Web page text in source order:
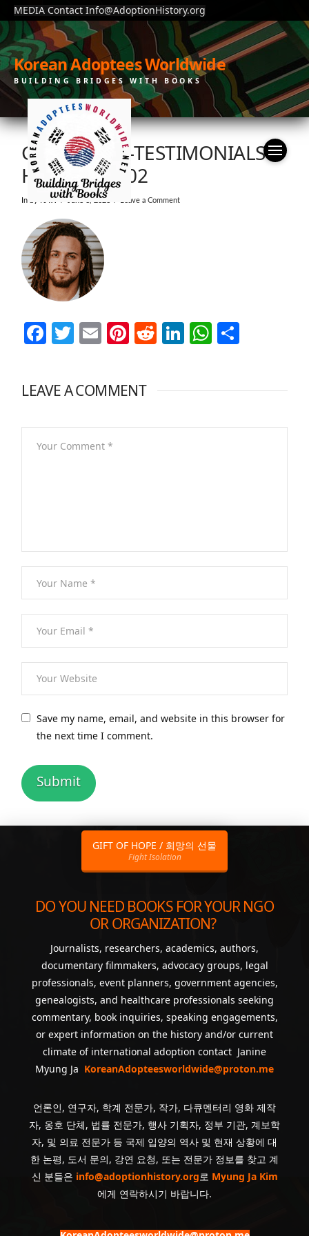
MEDIA Contact Info@AdoptionHistory.org
Korean Adoptees Worldwide
BUILDING BRIDGES WITH BOOKS
GEOMETRIC-TESTIMONIALS-
HEADSHOT-02
In by KAW Leave a Comment
Facebook
Twitter
EmailPinterest
Reddit
LinkedIn
LEAVE A COMMENT
Save my name, email, and website in this browser for
the next time I comment.
GIFT OF HOPE / 희망의 선물
Fight Isolation
DO YOU NEED BOOKS FOR YOUR NGO
OR ORGANIZATION?
Journalists, researchers, academics, authors,
documentary filmmakers, advocacy groups, legal
professionals, event planners, government agencies,
genealogists, and healthcare professionals seeking
commentary, book inquiries, speaking engagements,
or expert information on the history and/or current
climate of international adoption contact Janine
Myung Ja KoreanAdopteesworldwide@proton.me
언론인, 연구자, 학계 전문가, 작가, 다큐멘터리 영화 제작
자, 옹호 단체, 법률 전문가, 행사 기획자, 정부 기관, 계보학
자, 및 의료 전문가 등 국제 입양의 역사 및 현재 상황에 대
한 논평, 도서 문의, 강연 요청, 또는 전문가 정보를 찾고 계
신 분들은 info@adoptionhistory.org로 Myung Ja Kim
에게 연락하시기 바랍니다.